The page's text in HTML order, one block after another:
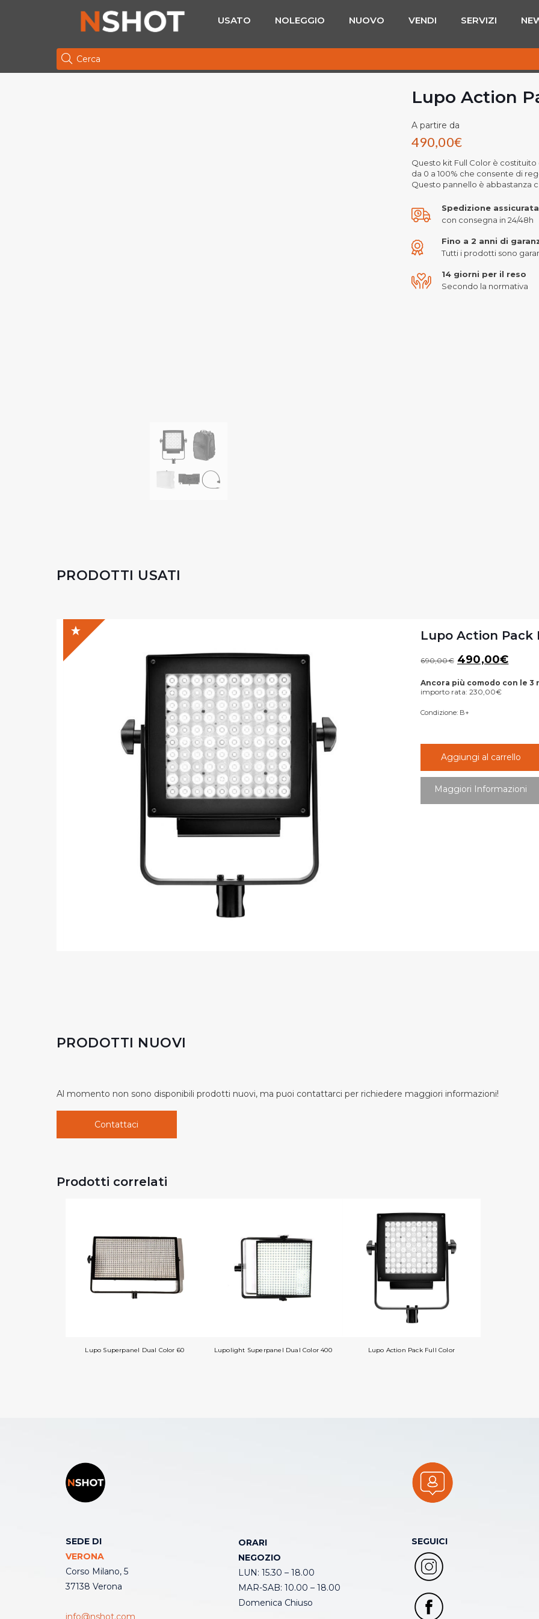
USATO NOLEGGIO NUOVO VENDI SERVIZI
Lupo Action
A partire da
490,00€
Questo kit Full Color è
da 0 a 100% che consente di
Questo pannello è abbastanza c
Spedizione assicurata
con consegna in 24/48h
Fino a 2 anni di
Tutti i prodotti sono
14 giorni per il reso
Secondo la normativa
PRODOTTI USATI
Lupo Action Pack
690,00€ Il
originale
690,00€.
490,00€Il
Ancora più comodo con le 3
importo rata:230,00€
Condizione: B+
Aggiungi al carrello
Maggiori Informazioni
PRODOTTI NUOVI
Al momento non sono disponibili prodotti nuovi, ma puoi contattarci per richiedere maggiori informazioni!
Contattaci
Prodotti correlati
Lupo Superpanel Dual Color 60 Lupolight Superpanel Dual Color 400 Lupo Action Pack Full Color
SEDE DI
VERONA
Corso Milano, 5
37138 Verona
info@nshot.com
ORARI
NEGOZIO
LUN: 15.30 – 18.00
MAR-SAB: 10.00 – 18.00
Domenica Chiuso
SEGUICI